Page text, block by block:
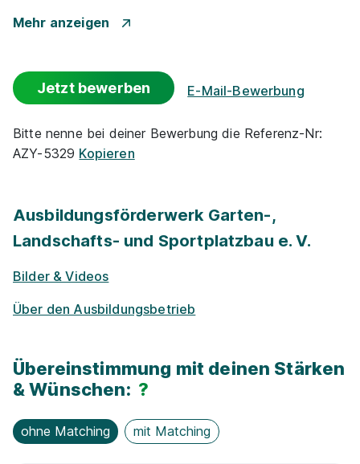
1.140 - 1.390 € pro Monat
Landschaftsgärtner / Gärtner (m/w/d)
01.08.2027
14979 Großbeeren
1.140 - 1.390 € pro Monat
Fehmer GmbH Garten-, Landschafts- und Sportplatzbau
Gute An­bin­dung
Park­plätze
Azubi-Frei­zei­ten
Events für Schü­ler / Stu­die­ren­de
Kostenloses WLAN
Lern­mit­tel­zu­schuss
Mehr anzeigen
Jetzt bewerben E-Mail-Bewerbung
Bitte nenne bei deiner Bewerbung die Referenz-Nr:
AZY-5329 Kopieren
Ausbildungsförderwerk Garten-,
Landschafts- und Sportplatzbau e. V.
Bilder & Videos
Über den Ausbildungsbetrieb
Übereinstimmung mit deinen Stärken
& Wünschen: ?
ohne Matching mit Matching